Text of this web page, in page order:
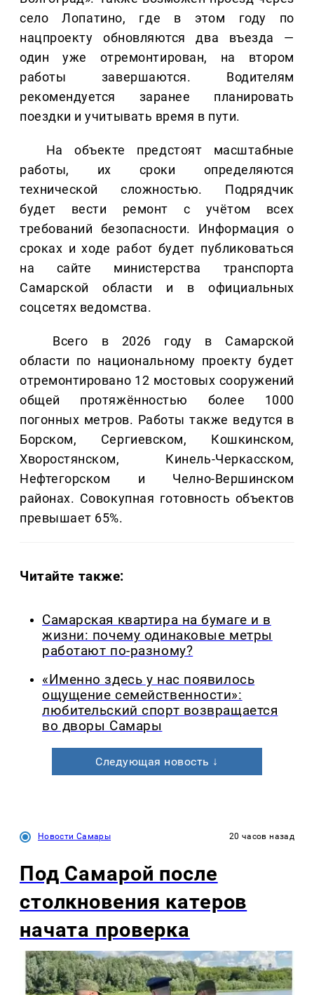
село Лопатино, где в этом году по
нацпроекту обновляются два въезда —
один уже отремонтирован, на втором
работы завершаются. Водителям
рекомендуется заранее планировать
поездки и учитывать время в пути.
На объекте предстоят масштабные
работы, их сроки определяются
технической сложностью. Подрядчик
будет вести ремонт с учётом всех
требований безопасности. Информация о
сроках и ходе работ будет публиковаться
на сайте министерства транспорта
Самарской области и в официальных
соцсетях ведомства.
Всего в 2026 году в Самарской
области по национальному проекту будет
отремонтировано 12 мостовых сооружений
общей протяжённостью более 1000
погонных метров. Работы также ведутся в
Борском, Сергиевском, Кошкинском,
Хворостянском, Кинель-Черкасском,
Нефтегорском и Челно-Вершинском
районах. Совокупная готовность объектов
превышает 65%.
Читайте также:
Самарская квартира на бумаге и в
жизни: почему одинаковые метры
работают по-разному?
«Именно здесь у нас появилось
ощущение семейственности»:
любительский спорт возвращается
во дворы Самары
Следующая новость ↓
Новости Самары 20 часов назад
Под Самарой после
столкновения катеров
начата проверка